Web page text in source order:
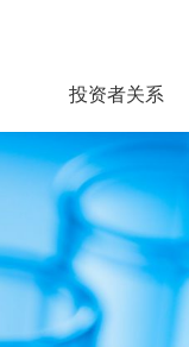
投资者关系